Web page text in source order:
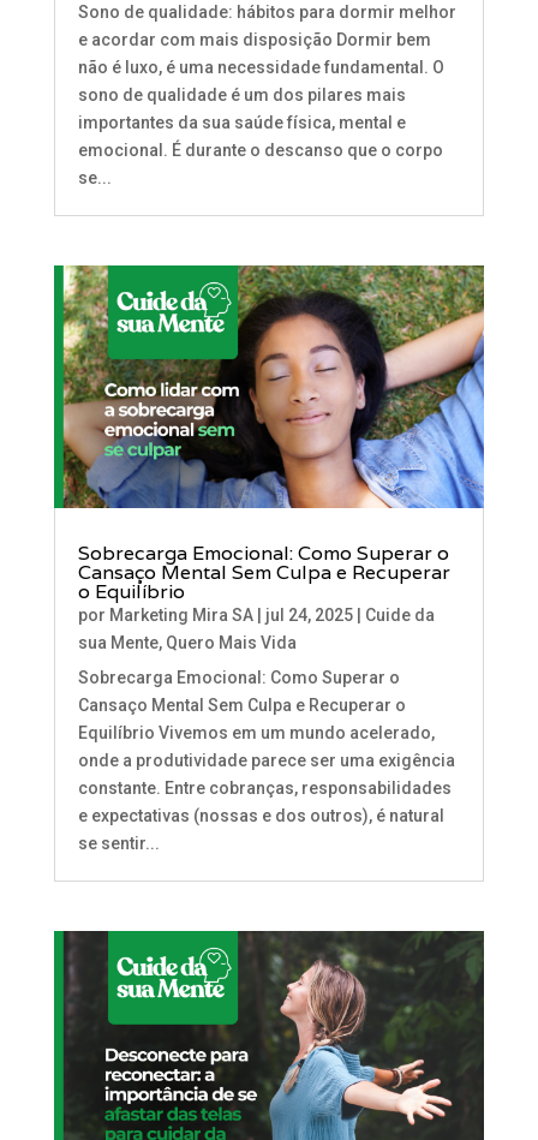
Sono de qualidade: hábitos para dormir melhor
e acordar com mais disposição Dormir bem
não é luxo, é uma necessidade fundamental. O
sono de qualidade é um dos pilares mais
importantes da sua saúde física, mental e
emocional. É durante o descanso que o corpo
se...
Sobrecarga Emocional: Como Superar o
Cansaço Mental Sem Culpa e Recuperar
o Equilíbrio
por Marketing Mira SA| jul 24, 2025| Cuide da
sua Mente, Quero Mais Vida
Sobrecarga Emocional: Como Superar o
Cansaço Mental Sem Culpa e Recuperar o
Equilíbrio Vivemos em um mundo acelerado,
onde a produtividade parece ser uma exigência
constante. Entre cobranças, responsabilidades
e expectativas (nossas e dos outros), é natural
se sentir...